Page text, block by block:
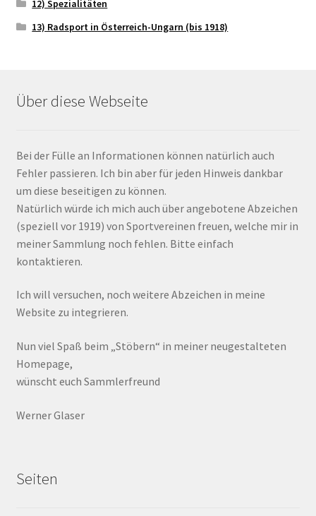
12) Spezialitäten
13) Radsport in Österreich-Ungarn (bis 1918)
Über diese Webseite
Bei der Fülle an Informationen können natürlich auch
Fehler passieren. Ich bin aber für jeden Hinweis dankbar
um diese beseitigen zu können.
Natürlich würde ich mich auch über angebotene Abzeichen
(speziell vor 1919) von Sportvereinen freuen, welche mir in
meiner Sammlung noch fehlen. Bitte einfach
kontaktieren.
Ich will versuchen, noch weitere Abzeichen in meine
Website zu integrieren.
Nun viel Spaß beim „Stöbern“ in meiner neugestalteten
Homepage,
wünscht euch Sammlerfreund
Werner Glaser
Seiten